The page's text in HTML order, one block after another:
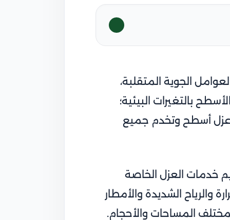
الجوية المتقلبة،
بالتغيرات البيئية؛
عزل أسطح وتخدم جميع
خدمات العزل الخاصة
والرياح الشديدة والأمطار
المساحات والأحجام.